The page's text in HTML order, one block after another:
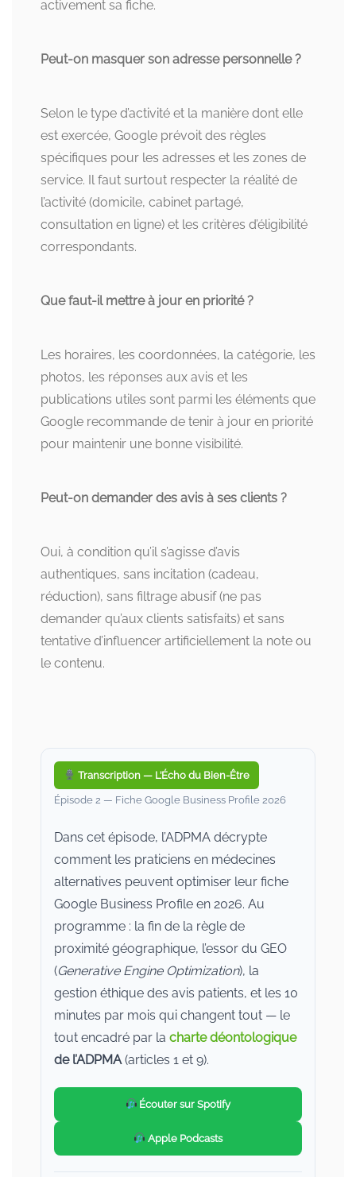
activement sa fiche.
Peut-on masquer son adresse personnelle ?
Selon le type d’activité et la manière dont elle
est exercée, Google prévoit des règles
spécifiques pour les adresses et les zones de
service. Il faut surtout respecter la réalité de
l’activité (domicile, cabinet partagé,
consultation en ligne) et les critères d’éligibilité
correspondants.
Que faut-il mettre à jour en priorité ?
Les horaires, les coordonnées, la catégorie, les
photos, les réponses aux avis et les
publications utiles sont parmi les éléments que
Google recommande de tenir à jour en priorité
pour maintenir une bonne visibilité.
Peut-on demander des avis à ses clients ?
Oui, à condition qu’il s’agisse d’avis
authentiques, sans incitation (cadeau,
réduction), sans filtrage abusif (ne pas
demander qu’aux clients satisfaits) et sans
tentative d’influencer artificiellement la note ou
le contenu.
Transcription — L’Écho du Bien-Être
Épisode 2 — Fiche Google Business Profile 2026
Dans cet épisode, l’ADPMA décrypte
comment les praticiens en médecines
alternatives peuvent optimiser leur fiche
Google Business Profile en 2026. Au
programme : la fin de la règle de
proximité géographique, l’essor du GEO
(Generative Engine Optimization), la
gestion éthique des avis patients, et les 10
minutes par mois qui changent tout — le
tout encadré par la charte déontologique
de l’ADPMA (articles 1 et 9).
Écouter sur Spotify
Apple Podcasts